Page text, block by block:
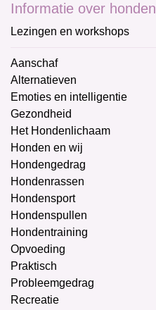
Informatie over honden
Lezingen en workshops
Aanschaf
Alternatieven
Emoties en intelligentie
Gezondheid
Het Hondenlichaam
Honden en wij
Hondengedrag
Hondenrassen
Hondensport
Hondenspullen
Hondentraining
Opvoeding
Praktisch
Probleemgedrag
Recreatie